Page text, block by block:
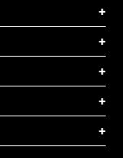
+
+
+
+
+